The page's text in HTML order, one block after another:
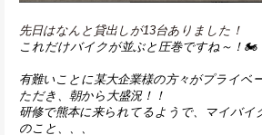
先日はなんと貸出しが13台ありました！
これだけバイクが並ぶと圧巻ですね～！🏍️
有難いことに某大企業様の方々がプライベ
ただき、朝から大盛況！！
研修で熊本に来られてるようで、マイバイ
のこと、、、